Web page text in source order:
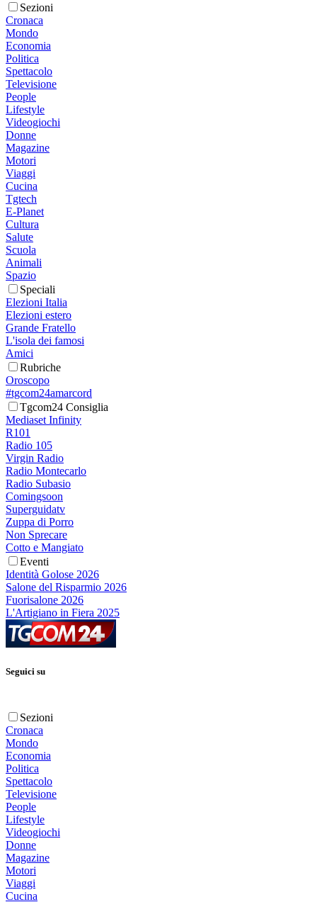
Sezioni
Cronaca
Mondo
Economia
Politica
Spettacolo
Televisione
People
Lifestyle
Videogiochi
Donne
Magazine
Motori
Viaggi
Cucina
Tgtech
E-Planet
Cultura
Salute
Scuola
Animali
Spazio
Speciali
Elezioni Italia
Elezioni estero
Grande Fratello
L'isola dei famosi
Amici
Rubriche
Oroscopo
#tgcom24amarcord
Tgcom24 Consiglia
Mediaset Infinity
R101
Radio 105
Virgin Radio
Radio Montecarlo
Radio Subasio
Comingsoon
Superguidatv
Zuppa di Porro
Non Sprecare
Cotto e Mangiato
Eventi
Identità Golose 2026
Salone del Risparmio 2026
Fuorisalone 2026
L'Artigiano in Fiera 2025
Seguici su
Sezioni
Cronaca
Mondo
Economia
Politica
Spettacolo
Televisione
People
Lifestyle
Videogiochi
Donne
Magazine
Motori
Viaggi
Cucina